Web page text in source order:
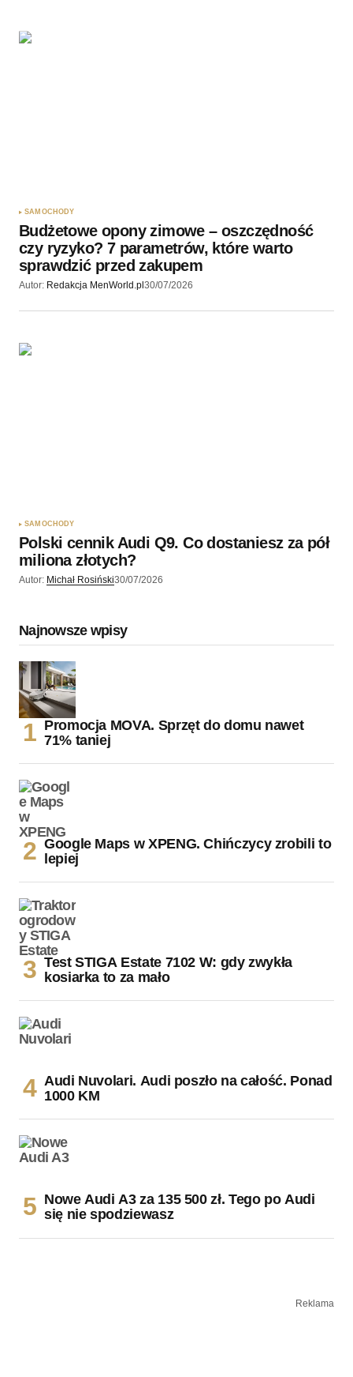
SAMOCHODY
Budżetowe opony zimowe – oszczędność
czy ryzyko? 7 parametrów, które warto
sprawdzić przed zakupem
Autor: Redakcja MenWorld.pl 30/07/2026
SAMOCHODY
Polski cennik Audi Q9. Co dostaniesz za pół
miliona złotych?
Autor: Michał Rosiński30/07/2026
Najnowsze wpisy
Promocja MOVA. Sprzęt do domu nawet
71% taniej
Google Maps w XPENG. Chińczycy zrobili to
lepiej
Test STIGA Estate 7102 W: gdy zwykła
kosiarka to za mało
Audi Nuvolari. Audi poszło na całość. Ponad
1000 KM
Nowe Audi A3 za 135 500 zł. Tego po Audi
się nie spodziewasz
Reklama